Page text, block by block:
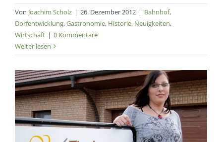
Von Joachim Scholz | 26. Dezember 2012 | Bahnhof,
Dorfentwicklung,Gastronomie, Historie, Neuigkeiten,
Wirtschaft | 0 Kommentare
Weiter lesen